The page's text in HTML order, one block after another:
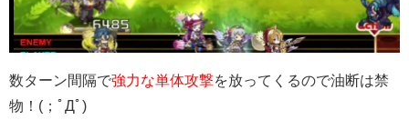
数ターン間隔で強力な単体攻撃を放ってくるので油断は禁
物！(；ﾟДﾟ)